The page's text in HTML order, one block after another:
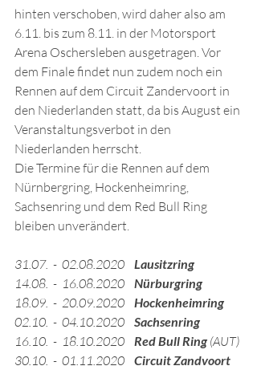
hinten verschoben, wird daher also am
6.11. bis zum 8.11. in der Motorsport
Arena Oschersleben ausgetragen. Vor
dem Finale findet nun zudem noch ein
Rennen auf dem Circuit Zandervoort in
den Niederlanden statt, da bis August ein
Veranstaltungsverbot in den
Niederlanden herrscht.
Die Termine für die Rennen auf dem
Nürnbergring, Hockenheimring,
Sachsenring und dem Red Bull Ring
bleiben unverändert.
31.07.  -  02.08.2020 Lausitzring
14.08.  -  16.08.2020 Nürburgring
18.09.  -  20.09.2020 Hockenheimring
02.10.  -  04.10.2020 Sachsenring
16.10.  -  18.10.2020 Red Bull Ring (AUT)
30.10.  -  01.11.2020 Circuit Zandvoort